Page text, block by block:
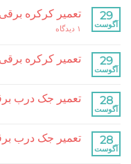
تعمیر کرکره برقی
۱ دیدگاه
برای
برقی
زعفرانیه
تعمیر کرکره برقی جنت
هیچ
برای
تعمیر
کرکره
برقی
آباد
ثبت
نشده
تعمیر جک درب برقی ریلی
هیچ
برای
تعمیر
جک
درب
ثبت
نشده
تعمیر جک درب برقی
هیچ